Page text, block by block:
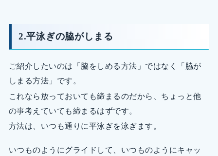
2.平泳ぎの脇がしまる
ご紹介したいのは「脇をしめる方法」ではなく「脇が
しまる方法」です。
これなら放っておいても締まるのだから、ちょっと他
の事考えていても締まるはずです。
方法は、いつも通りに平泳ぎを泳ぎます。
いつものようにグライドして、いつものようにキャッ